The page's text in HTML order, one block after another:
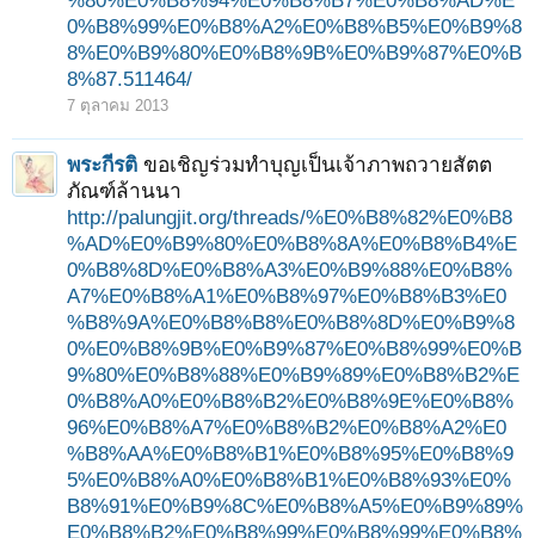
0%B8%99%E0%B8%A2%E0%B8%B5%E0%B9%8
8%E0%B9%80%E0%B8%9B%E0%B9%87%E0%B
8%87.511464/
7 ตุลาคม 2013
พระกีรติ ขอเชิญร่วมทำบุญเป็นเจ้าภาพถวายสัตต
ภัณฑ์ล้านนา
http://palungjit.org/threads/%E0%B8%82%E0%B8
%AD%E0%B9%80%E0%B8%8A%E0%B8%B4%E
0%B8%8D%E0%B8%A3%E0%B9%88%E0%B8%
A7%E0%B8%A1%E0%B8%97%E0%B8%B3%E0
%B8%9A%E0%B8%B8%E0%B8%8D%E0%B9%8
0%E0%B8%9B%E0%B9%87%E0%B8%99%E0%B
9%80%E0%B8%88%E0%B9%89%E0%B8%B2%E
0%B8%A0%E0%B8%B2%E0%B8%9E%E0%B8%
96%E0%B8%A7%E0%B8%B2%E0%B8%A2%E0
%B8%AA%E0%B8%B1%E0%B8%95%E0%B8%9
5%E0%B8%A0%E0%B8%B1%E0%B8%93%E0%
B8%91%E0%B9%8C%E0%B8%A5%E0%B9%89%
E0%B8%B2%E0%B8%99%E0%B8%99%E0%B8%